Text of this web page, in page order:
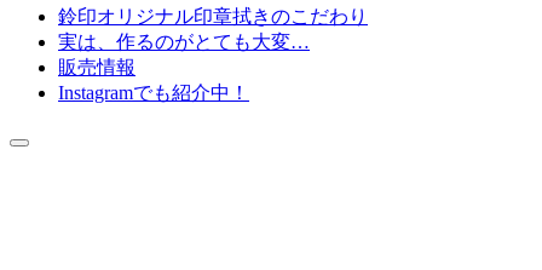
鈴印オリジナル印章拭きのこだわり
実は、作るのがとても大変…
販売情報
Instagramでも紹介中！